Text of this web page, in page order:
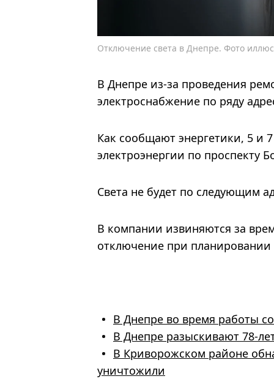
Отключение света в Днепре. Фото
В Днепре из-за проведения
электроснабжение по ряду
Как сообщают энергетики, 5 и
электроэнергии по проспекту
Света не будет по следующим
В компании извиняются за
отключение при планировании
В Днепре во время работы
В Днепре разыскивают 78-
В Криворожском районе
уничтожили